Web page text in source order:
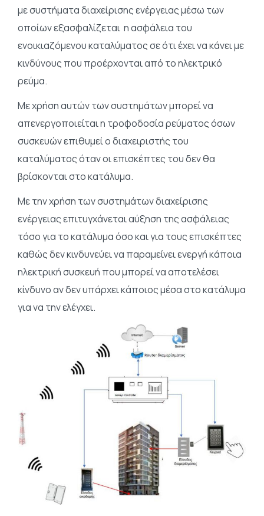
με συστήματα διαχείρισης ενέργειας μέσω των
οποίων εξασφαλίζεται η ασφάλεια του
ενοικιαζόμενου καταλύματος σε ότι έχει να κάνει με
κινδύνους που προέρχονται από το ηλεκτρικό
ρεύμα.
Με χρήση αυτών των συστημάτων μπορεί να
απενεργοποιείται η τροφοδοσία ρεύματος όσων
συσκευών επιθυμεί ο διαχειριστής του
καταλύματος όταν οι επισκέπτες του δεν θα
βρίσκονται στο κατάλυμα.
Με την χρήση των συστημάτων διαχείρισης
ενέργειας επιτυγχάνεται αύξηση της ασφάλειας
τόσο για το κατάλυμα όσο και για τους επισκέπτες
καθώς δεν κινδυνεύει να παραμείνει ενεργή κάποια
ηλεκτρική συσκευή που μπορεί να αποτελέσει
κίνδυνο αν δεν υπάρχει κάποιος μέσα στο κατάλυμα
για να την ελέγχει.